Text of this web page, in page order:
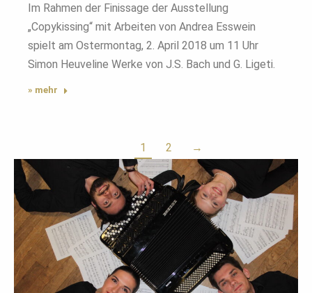
Im Rahmen der Finissage der Ausstellung
„Copykissing“ mit Arbeiten von Andrea Esswein
spielt am Ostermontag, 2. April 2018 um 11 Uhr
Simon Heuveline Werke von J.S. Bach und G. Ligeti.
» mehr
1 2 →